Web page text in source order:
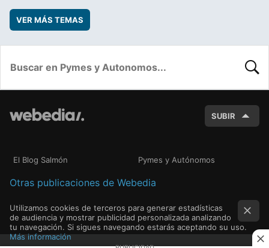
VER MÁS TEMAS
SUBIR
El Blog Salmón Pymes y Autónomos
Otras publicaciones de Webedia
Utilizamos cookies de terceros para generar estadísticas
de audiencia y mostrar publicidad personalizada analizando
tu navegación. Si sigues navegando estarás aceptando su uso.
Más información